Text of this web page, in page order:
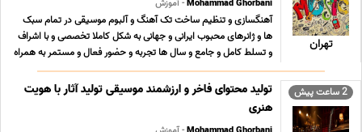
تهران
Mohammad Ghorbani- آموزش
آهنگسازی و تنظیم ساخت تک آهنگ و آلبوم موسیقی در تمام سبک
ها و ژانرهای محبوب ایرانی و جهانی به شکل کاملا تخصصی و با اشراف
و تسلط کامل و جامع و سال ها تجربه و حضور فعال و مستمر به همراه
نمونه کارهای قوی در سبکهای مختلف و تعرفه های بسیار مناسب ؛
استثنایی و حداقلی تولید محتوای فاخر و ... ...
2 ساعت پیش
تولید محتوای فاخر و ارزشمند موسیقی تولید آثار با هویت
هنری